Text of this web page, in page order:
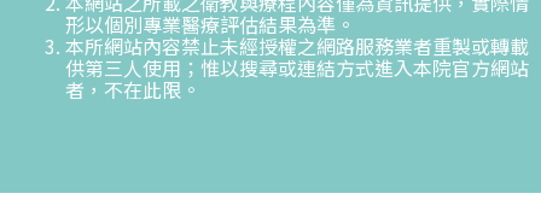
形以個別專業醫療評估結果為準。
本所網站內容禁止未經授權之網路服務業者重製或轉載
供第三人使用；惟以搜尋或連結方式進入本院官方網站
者，不在此限。